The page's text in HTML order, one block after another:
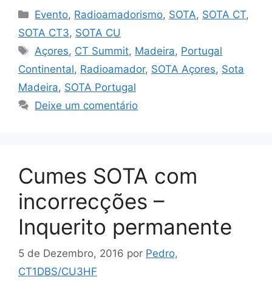
Categorias
Evento, Radioamadorismo, SOTA, SOTA CT,
SOTA CT3, SOTA CU
Etiquetas
Açores, CT Summit, Madeira, Portugal
Continental, Radioamador, SOTA Açores, Sota
Madeira, SOTA Portugal
Deixe um comentário
Cumes SOTA com
incorrecções –
Inquerito permanente
5 de Dezembro, 2016 por Pedro,
CT1DBS/CU3HF